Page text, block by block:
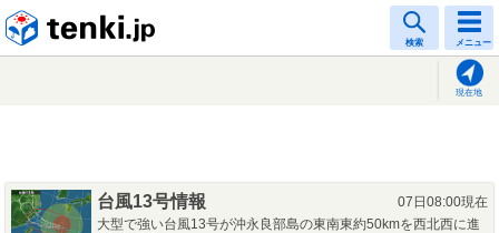
検索 メニュー
現在地
台風13号情報
07日08:00現在
大型で強い台風13号が沖永良部島の東南東約50kmを西北西に進